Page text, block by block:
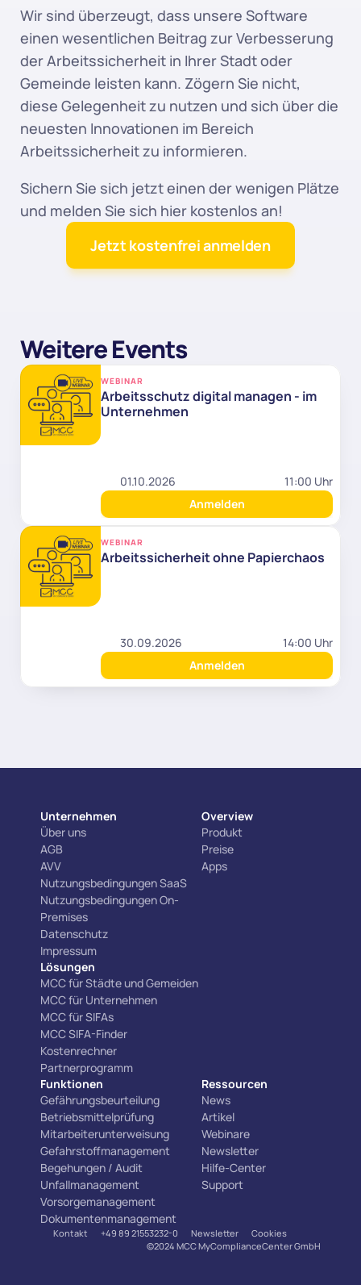
Wir sind überzeugt, dass unsere Software
einen wesentlichen Beitrag zur Verbesserung
der Arbeitssicherheit in Ihrer Stadt oder
Gemeinde leisten kann. Zögern Sie nicht,
diese Gelegenheit zu nutzen und sich über die
neuesten Innovationen im Bereich
Arbeitssicherheit zu informieren.
Sichern Sie sich jetzt einen der wenigen Plätze
und melden Sie sich hier kostenlos an!
Jetzt kostenfrei anmelden
Weitere Events
WEBINAR
Arbeitsschutz digital managen - im
Unternehmen
01.10.2026
11:00 Uhr
Anmelden
WEBINAR
Arbeitssicherheit ohne Papierchaos
30.09.2026
14:00 Uhr
Anmelden
Unternehmen
Über uns
AGB
AVV
Nutzungsbedingungen SaaS
Nutzungsbedingungen On-
Premises
Datenschutz
Impressum
Overview
Produkt
Preise
Apps
Lösungen
MCC für Städte und Gemeiden
MCC für Unternehmen
MCC für SIFAs
MCC SIFA-Finder
Kostenrechner
Partnerprogramm
Funktionen
Gefährungsbeurteilung
Betriebsmittelprüfung
Mitarbeiterunterweisung
Gefahrstoffmanagement
Begehungen / Audit
Unfallmanagement
Vorsorgemanagement
Dokumentenmanagement
Ressourcen
News
Artikel
Webinare
Newsletter
Hilfe-Center
Support
Kontakt +49 89 21553232-0 Newsletter
Cookies
©2024 MCC MyComplianceCenter GmbH